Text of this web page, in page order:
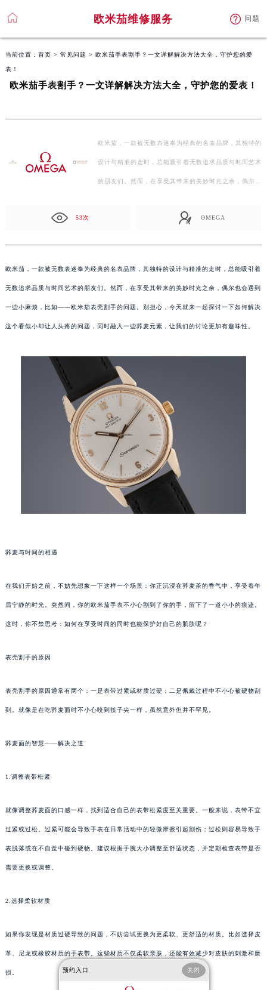
欧米茄维修服务 问题
当前位置： 首页 > 常见问题 > 欧米茄手表割手？一文详解解决方法大全，守护您的爱
表！
欧米茄手表割手？一文详解解决方法大全，守护您的爱表！
欧米茄，一款被无数表迷奉为经典的名表品牌，其独特的
设计与精准的走时，总能吸引着无数追求品质与时间艺术
的朋友们。然而，在享受其带来的美妙时光之余，偶尔也
53次 OMEGA
欧米茄，一款被无数表迷奉为经典的名表品牌，其独特的设计与精准的走时，总能吸引着
无数追求品质与时间艺术的朋友们。然而，在享受其带来的美妙时光之余，偶尔也会遇到
一些小麻烦，比如——欧米茄表壳割手的问题。别担心，今天就来一起探讨一下如何解决
这个看似小却让人头疼的问题，同时融入一些荞麦元素，让我们的讨论更加有趣味性。
荞麦与时间的相遇
在我们开始之前，不妨先想象一下这样一个场景：你正沉浸在荞麦茶的香气中，享受着午
后宁静的时光。突然间，你的欧米茄手表不小心割到了你的手，留下了一道小小的痕迹。
这时，你不禁思考：如何在享受时间的同时也能保护好自己的肌肤呢？
表壳割手的原因
表壳割手的原因通常有两个：一是表带过紧或材质过硬；二是佩戴过程中不小心被硬物刮
到。就像是在吃荞麦面时不小心咬到筷子尖一样，虽然意外但并不罕见。
荞麦面的智慧——解决之道
1.调整表带松紧
就像调整荞麦面的口感一样，找到适合自己的表带松紧度至关重要。一般来说，表带不宜
过紧或过松。过紧可能会导致手表在日常活动中的轻微摩擦引起割伤；过松则容易导致手
表脱落或在不自觉中碰到硬物。建议根据手腕大小调整至舒适状态，并定期检查表带是否
需要更换或调整。
2.选择柔软材质
如果你发现是材质过硬导致的问题，不妨尝试更换为更柔软、更舒适的材质。比如选择皮
革、尼龙或橡胶材质的手表带。这些材质不仅柔软亲肤，还能有效减少对皮肤的刺激和磨
损。 预约入口 关闭